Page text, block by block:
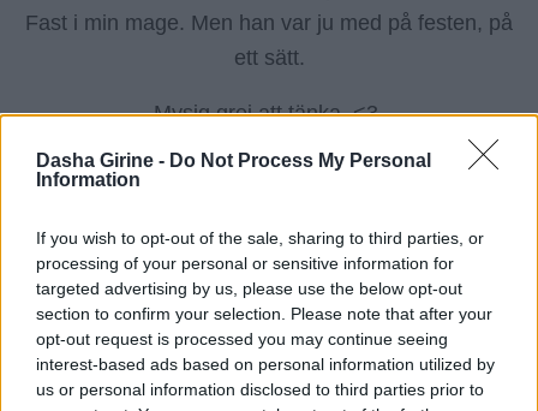
Dasha Girine - Do Not Process My Personal
Information
If you wish to opt-out of the sale, sharing to third parties, or
processing of your personal or sensitive information for
targeted advertising by us, please use the below opt-out
section to confirm your selection. Please note that after your
opt-out request is processed you may continue seeing
interest-based ads based on personal information utilized by
us or personal information disclosed to third parties prior to
Fast i min mage. Men han var ju med på festen, på
ett sätt.
Mysig grej att tänka. <3.
Categorized in: GravidInspo,youtube